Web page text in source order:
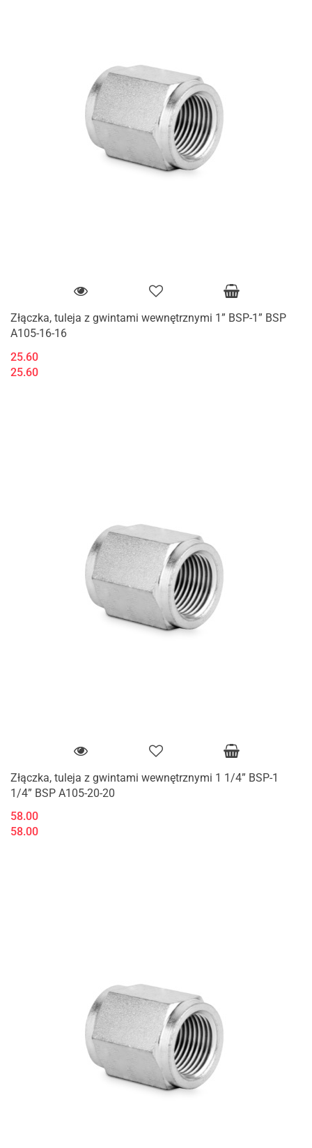
Złączka, tuleja z gwintami wewnętrznymi 1” BSP-1” BSP
A105-16-16
25.60
25.60
Złączka, tuleja z gwintami wewnętrznymi 1 1/4” BSP-1
1/4” BSP A105-20-20
58.00
58.00